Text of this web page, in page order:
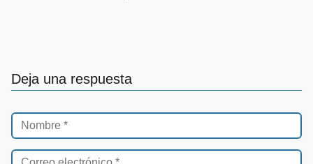
Deja una respuesta